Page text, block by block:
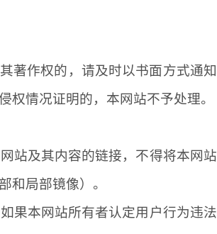
著作权的，请及时以书面方式通知
情况证明的，本网站不予处理。
站及其内容的链接，不得将本网站
和局部镜像）。
果本网站所有者认定用户行为违法